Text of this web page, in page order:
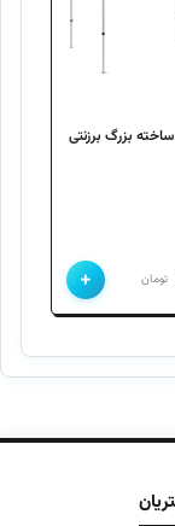
بزرگ برزنتی
تومان +